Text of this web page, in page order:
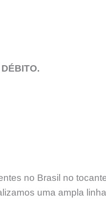
no Brasil no
uma ampla